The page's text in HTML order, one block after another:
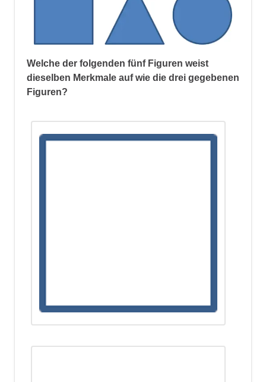
der Zahlenfolge zu erhalten: 4 + 1 = 5.
Welche der folgenden fünf Figuren weist
dieselben Merkmale auf wie die drei gegebenen
Figuren?